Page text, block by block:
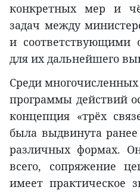
конкретных мер и
задач между
и соответствующими
для их дальнейшего
Среди
программы действий
концепция «трёх
была выдвинута
различных формах.
всего, сопряжение
имеет практическое